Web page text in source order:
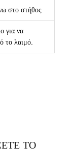
στο στήθος
για να
το λαιμό.
ΤΟ